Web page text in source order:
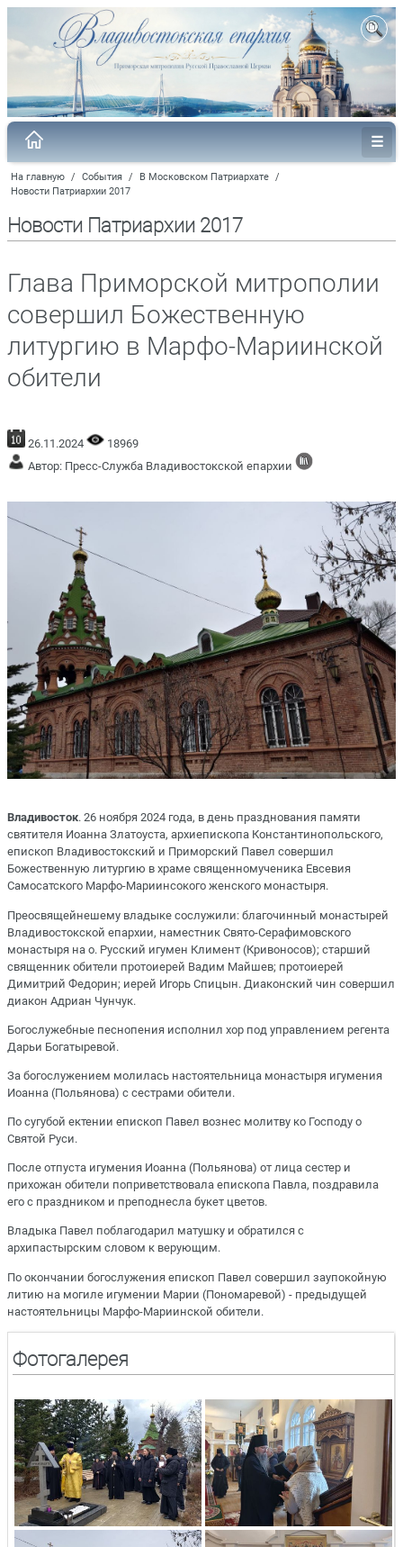
На главную / События / В Московском Патриархате /
Новости Патриархии 2017
Новости Патриархии 2017
Глава Приморской митрополии
совершил Божественную
литургию в Марфо-Мариинской
обители
26.11.2024
18969
Автор: Пресс-Служба Владивостокской епархии
Владивосток. 26 ноября 2024 года, в день празднования памяти
святителя Иоанна Златоуста, архиепископа Константинопольского,
епископ Владивостокский и Приморский Павел совершил
Божественную литургию в храме священномученика Евсевия
Самосатского Марфо-Мариинсокого женского монастыря.
Преосвящейнешему владыке сослужили: благочинный монастырей
Владивостокской епархии, наместник Свято-Серафимовского
монастыря на о. Русский игумен Климент (Кривоносов); старший
священник обители протоиерей Вадим Майшев; протоиерей
Димитрий Федорин; иерей Игорь Спицын. Диаконский чин совершил
диакон Адриан Чунчук.
Богослужебные песнопения исполнил хор под управлением регента
Дарьи Богатыревой.
За богослужением молилась настоятельница монастыря игумения
Иоанна (Польянова) с сестрами обители.
По сугубой ектении епископ Павел вознес молитву ко Господу о
Святой Руси.
После отпуста игумения Иоанна (Польянова) от лица сестер и
прихожан обители поприветствовала епископа Павла, поздравила
его с праздником и преподнесла букет цветов.
Владыка Павел поблагодарил матушку и обратился с
архипастырским словом к верующим.
По окончании богослужения епископ Павел совершил заупокойную
литию на могиле игумении Марии (Пономаревой) - предыдущей
настоятельницы Марфо-Мариинской обители.
Фотогалерея